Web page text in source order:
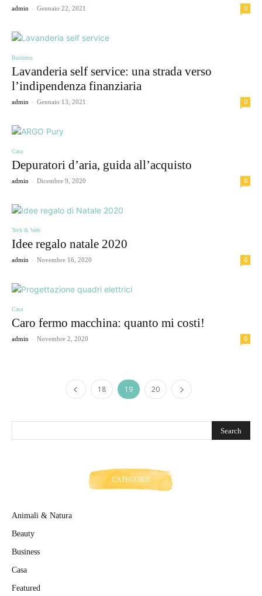
admin - Gennaio 22, 2021 0
Business
Lavanderia self service: una strada verso
l’indipendenza finanziaria
admin - Gennaio 13, 2021 0
Casa
Depuratori d’aria, guida all’acquisto
admin - Dicembre 9, 2020 0
Tech & Web
Idee regalo natale 2020
admin - Novembre 16, 2020 0
Casa
Caro fermo macchina: quanto mi costi!
admin - Novembre 2, 2020 0
18 19 20
CATEGORIE
Animali & Natura
Beauty
Business
Casa
Featured